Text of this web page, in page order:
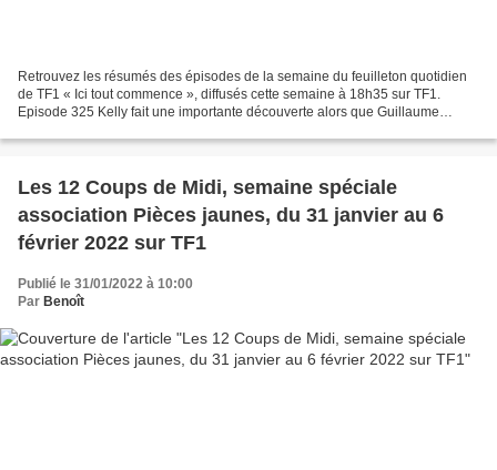
Retrouvez les résumés des épisodes de la semaine du feuilleton quotidien
de TF1 « Ici tout commence », diffusés cette semaine à 18h35 sur TF1.
Episode 325 Kelly fait une importante découverte alors que Guillaume
Les 12 Coups de Midi, semaine spéciale
association Pièces jaunes, du 31 janvier au 6
février 2022 sur TF1
Publié le 31/01/2022 à 10:00
Par Benoît